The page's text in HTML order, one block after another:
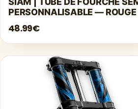
PERSONNALISABLE — ROUGE
48.99€